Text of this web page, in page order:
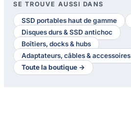
SE TROUVE AUSSI DANS
SSD portables haut de gamme
Disques durs & SSD antichoc
Boîtiers, docks & hubs
Adaptateurs, câbles & accessoires
Toute la boutique →